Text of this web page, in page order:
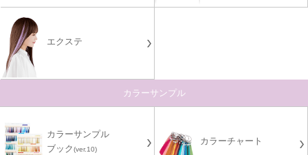
エクステ
カラーサンプル
カラーサンプル
ブック(ver.10)
カラーチャート